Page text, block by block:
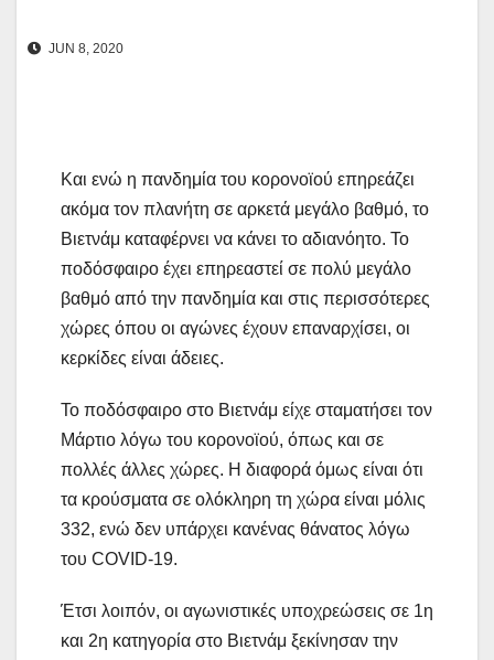
JUN 8, 2020
Και ενώ η πανδημία του κορονοϊού επηρεάζει
ακόμα τον πλανήτη σε αρκετά μεγάλο βαθμό, το
Βιετνάμ καταφέρνει να κάνει το αδιανόητο. Το
ποδόσφαιρο έχει επηρεαστεί σε πολύ μεγάλο
βαθμό από την πανδημία και στις περισσότερες
χώρες όπου οι αγώνες έχουν επαναρχίσει, οι
κερκίδες είναι άδειες.
Το ποδόσφαιρο στο Βιετνάμ είχε σταματήσει τον
Μάρτιο λόγω του κορονοϊού, όπως και σε
πολλές άλλες χώρες. Η διαφορά όμως είναι ότι
τα κρούσματα σε ολόκληρη τη χώρα είναι μόλις
332, ενώ δεν υπάρχει κανένας θάνατος λόγω
του COVID-19.
Έτσι λοιπόν, οι αγωνιστικές υποχρεώσεις σε 1η
και 2η κατηγορία στο Βιετνάμ ξεκίνησαν την